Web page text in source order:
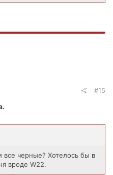
#15
все черные? Хотелось бы в
вроде W22.